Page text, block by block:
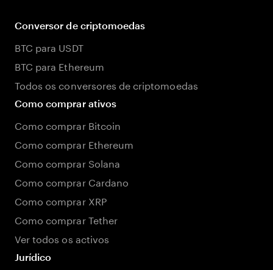
Conversor de criptomoedas
BTC para USDT
BTC para Ethereum
Todos os conversores de criptomoedas
Como comprar ativos
Como comprar Bitcoin
Como comprar Ethereum
Como comprar Solana
Como comprar Cardano
Como comprar XRP
Como comprar Tether
Ver todos os activos
Jurídico